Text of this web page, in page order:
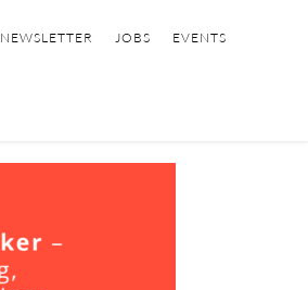
NEWSLETTER JOBS EVENTS